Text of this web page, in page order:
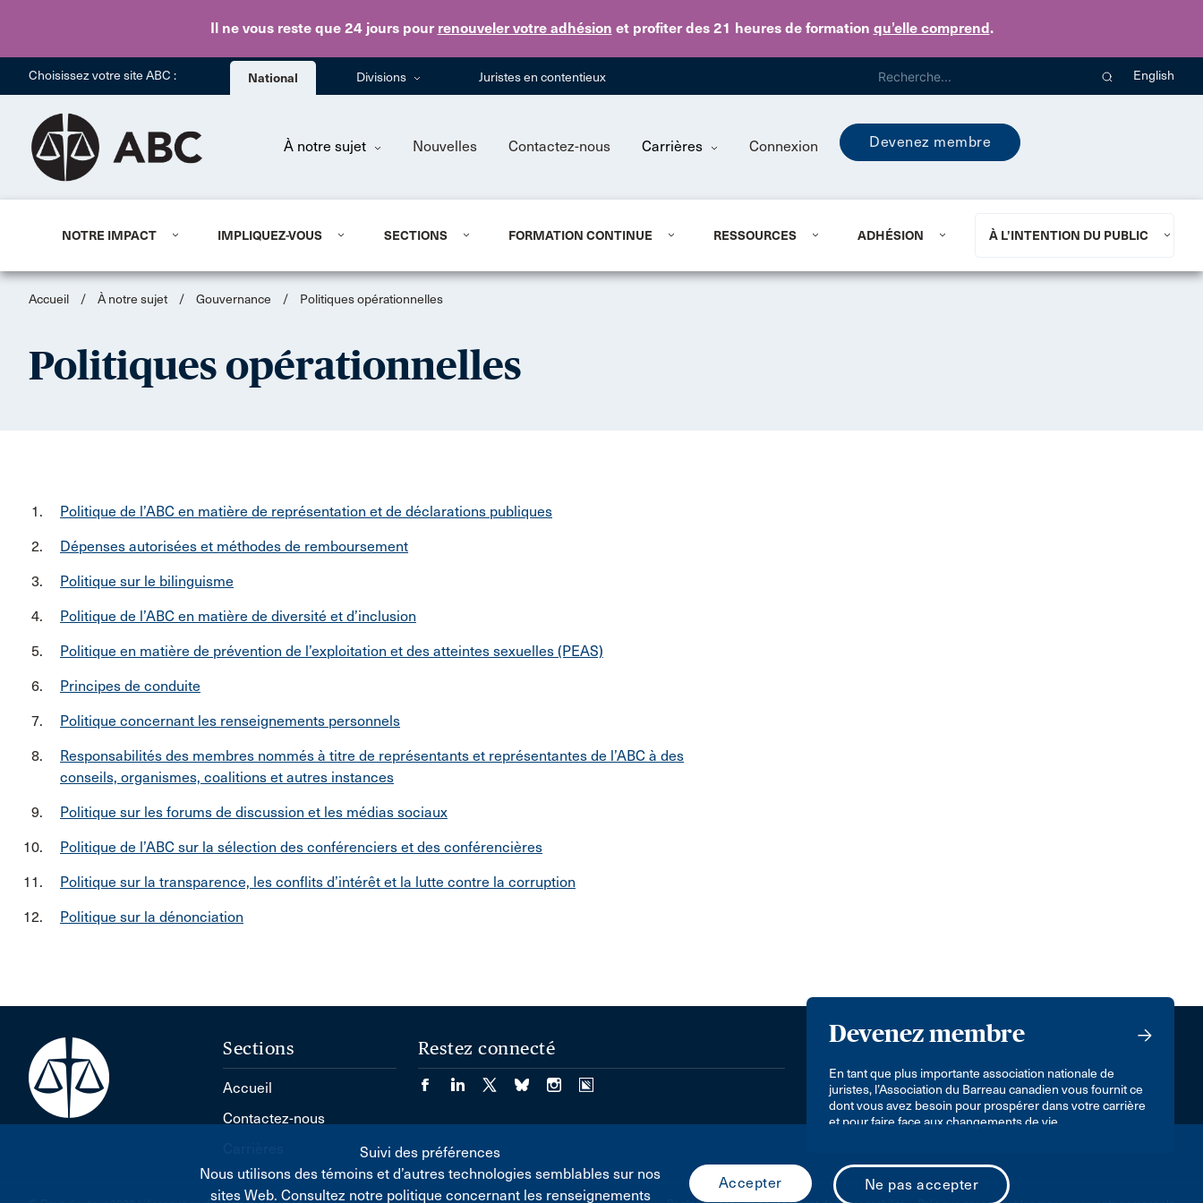
Il ne vous reste que 24 jourspour renouveler votre adhésion et profiter des 21 heures de formation qu’elle comprend.
Skip to main content
Choisissez votre site ABC : National Divisions Juristes en contentieux English
À notre sujet Nouvelles Contactez-nous Carrières Connexion Devenez membre
NOTRE IMPACT IMPLIQUEZ-VOUS SECTIONS FORMATION CONTINUE RESSOURCES ADHÉSION À L’INTENTION DU PUBLIC
Accueil / À notre sujet / Gouvernance / Politiques opérationnelles
Politiques opérationnelles
Politique de l’ABC en matière de représentation et de déclarations publiques
Dépenses autorisées et méthodes de remboursement
Politique sur le bilinguisme
Politique de l’ABC en matière de diversité et d’inclusion
Politique en matière de prévention de l’exploitation et des atteintes sexuelles (PEAS)
Principes de conduite
Politique concernant les renseignements personnels
Responsabilités des membres nommés à titre de représentants et représentantes de l’ABC à des
conseils, organismes, coalitions et autres instances
Politique sur les forums de discussion et les médias sociaux
Politique de l’ABC sur la sélection des conférenciers et des conférencières
Politique sur la transparence, les conflits d’intérêt et la lutte contre la corruption
Politique sur la dénonciation
Devenez membre
En tant que plus importante association nationale de
juristes, l’Association du Barreau canadien vous fournit ce
dont vous avez besoin pour prospérer dans votre carrière
et pour faire face aux changements de vie.
Sections
Accueil
Contactez-nous
Restez connecté
Suivi des préférences
Nous utilisons des témoins et d’autres technologies semblables sur nos
sites Web. Consultez notre politique concernant les renseignements